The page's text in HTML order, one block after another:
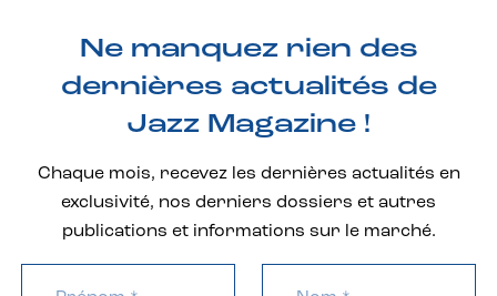
Ne manquez rien des
dernières actualités de
Jazz Magazine !
Chaque mois, recevez les dernières actualités en
exclusivité, nos derniers dossiers et autres
publications et informations sur le marché.